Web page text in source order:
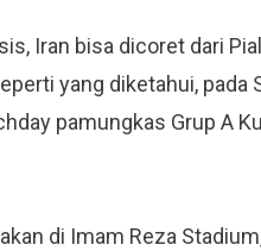
Iran bisa dicoret dari
yang diketahui, pada
pamungkas Grup A
di Imam Reza